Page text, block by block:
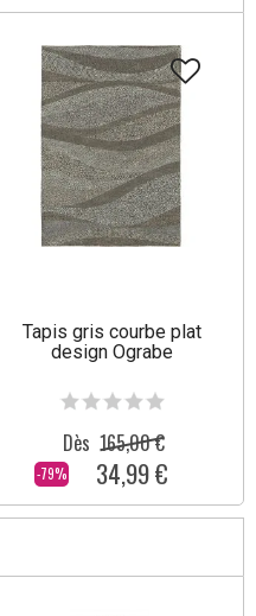
Tapis gris courbe plat
design Ograbe
-79%
Dès 165,00 €
34,99 €